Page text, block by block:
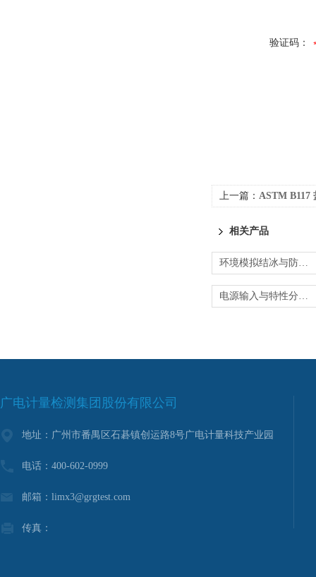
验证码：
上一篇： ASTM B117
相关产品
环境模拟结冰与防雾验证-RTCA DO-160测试
电源输入与特性分析-RTCA DO-160定制测试
广电计量检测集团股份有限公司
地址：广州市番禺区石碁镇创运路8号广电计量科技产业园
电话：400-602-0999
邮箱：limx3@grgtest.com
传真：